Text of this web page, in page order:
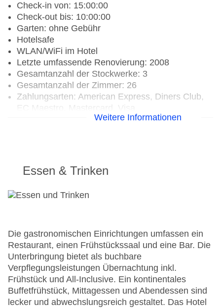
Check-in von: 15:00:00
Check-out bis: 10:00:00
Garten: ohne Gebühr
Hotelsafe
WLAN/WiFi im Hotel
Letzte umfassende Renovierung: 2008
Gesamtanzahl der Stockwerke: 3
Gesamtanzahl der Zimmer: 26
Zahlungsarten: American Express, Diners Club,
Landeskategorie: 3 SterneWeitere Informationen
Essen & Trinken
Die gastronomischen Einrichtungen umfassen ein
Restaurant, einen Frühstückssaal und eine Bar. Die
Unterbringung bietet als buchbare
Verpflegungsleistungen Übernachtung inkl.
Frühstück und All-Inclusive. Ein kontinentales
Buffetfrühstück, Mittagessen und Abendessen sind
lecker und abwechslungsreich gestaltet. Das Hotel